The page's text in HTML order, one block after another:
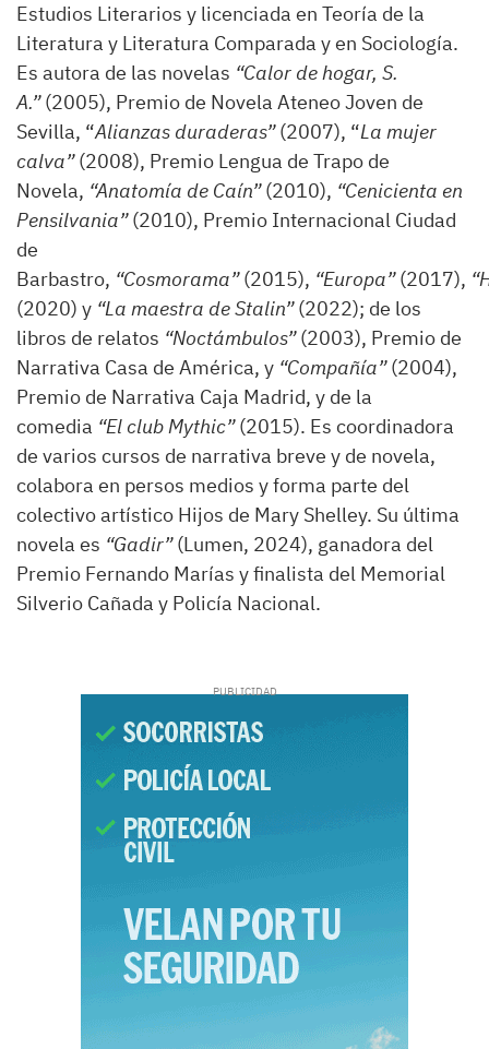
Estudios Literarios y licenciada en Teoría de la
Literatura y Literatura Comparada y en Sociología.
Es autora de las novelas “Calor de hogar, S.
A.”(2005), Premio de Novela Ateneo Joven de
Sevilla, “Alianzas duraderas”(2007), “La mujer
calva”(2008), Premio Lengua de Trapo de
Novela, “Anatomía de Caín”(2010), “Cenicienta en
Pensilvania”(2010), Premio Internacional Ciudad
de
Barbastro, “Cosmorama”(2015), “Europa”(2017),
(2020) y “La maestra de Stalin”(2022); de los
libros de relatos “Noctámbulos”(2003), Premio de
Narrativa Casa de América, y “Compañía”(2004),
Premio de Narrativa Caja Madrid, y de la
comedia “El club Mythic”(2015). Es coordinadora
de varios cursos de narrativa breve y de novela,
colabora en persos medios y forma parte del
colectivo artístico Hijos de Mary Shelley. Su última
novela es “Gadir”(Lumen, 2024), ganadora del
Premio Fernando Marías y finalista del Memorial
Silverio Cañada y Policía Nacional.